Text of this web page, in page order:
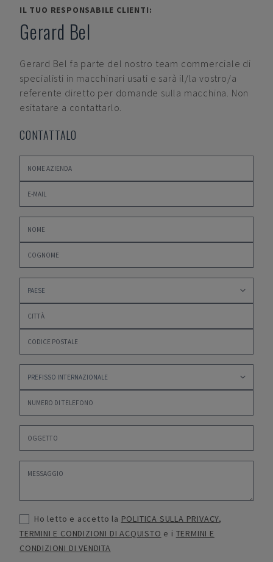
IL TUO RESPONSABILE CLIENTI:
Gerard Bel
Gerard Bel fa parte del nostro team commerciale di
specialisti in macchinari usati e sarà il/la vostro/a
referente diretto per domande sulla macchina. Non
esitatare a contattarlo.
CONTATTALO
Ho letto e accetto la POLITICA SULLA PRIVACY,
TERMINI E CONDIZIONI DI ACQUISTO e i TERMINI E
CONDIZIONI DI VENDITA